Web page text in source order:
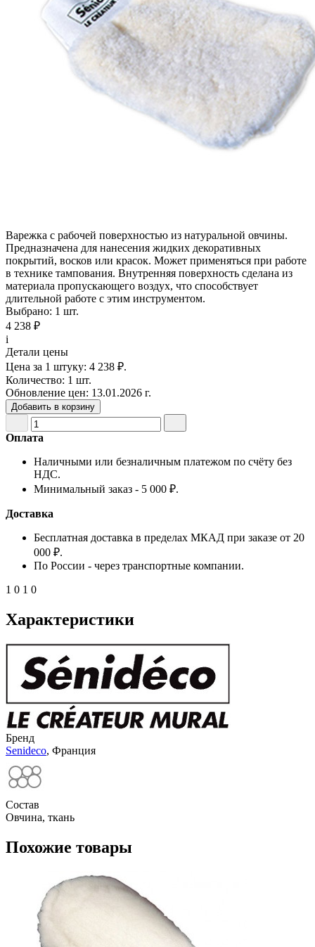
Варежка с рабочей поверхностью из натуральной овчины.
Предназначена для нанесения жидких декоративных
покрытий, восков или красок. Может применяться при работе
в технике тампования. Внутренняя поверхность сделана из
материала пропускающего воздух, что способствует
длительной работе с этим инструментом.
Выбрано: 1 шт.
4 238 ₽
i
Детали цены
Цена за 1 штуку: 4 238 ₽.
Количество: 1 шт.
Обновление цен: 13.01.2026 г.
Добавить в корзину
Оплата
Наличными или безналичным платежом по счёту без
НДС.
Минимальный заказ - 5 000 ₽.
Доставка
Бесплатная доставка в пределах МКАД при заказе от 20
000 ₽.
По России - через транспортные компании.
1 0 1 0
Характеристики
Бренд
Senideco, Франция
Состав
Овчина, ткань
Похожие товары